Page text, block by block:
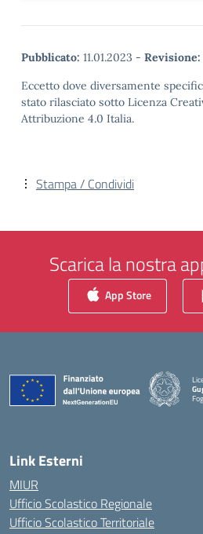
Pubblicato: 11.01.2023 - Revisione:
Eccetto dove diversamente
stato rilasciato sotto Licenza
Attribuzione 4.0 Italia.
Stampa / Condividi
Scarica la nostra
App Store
—
Link Esterni
MIUR
Ufficio Scolastico Regionale
Ufficio Scolastico Territoriale